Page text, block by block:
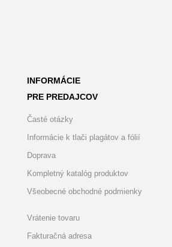
INFORMÁCIE
PRE PREDAJCOV
Časté otázky
Informácie k tlači plagátov a fólií
Doprava
Kompletný katalóg produktov
Všeobecné obchodné podmienky
Vrátenie tovaru
Fakturačná adresa